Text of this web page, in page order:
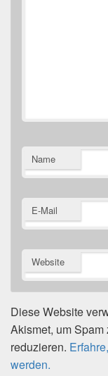
Name
E-Mail
Website
Diese Website
Akismet, um Spam
reduzieren.
werden.